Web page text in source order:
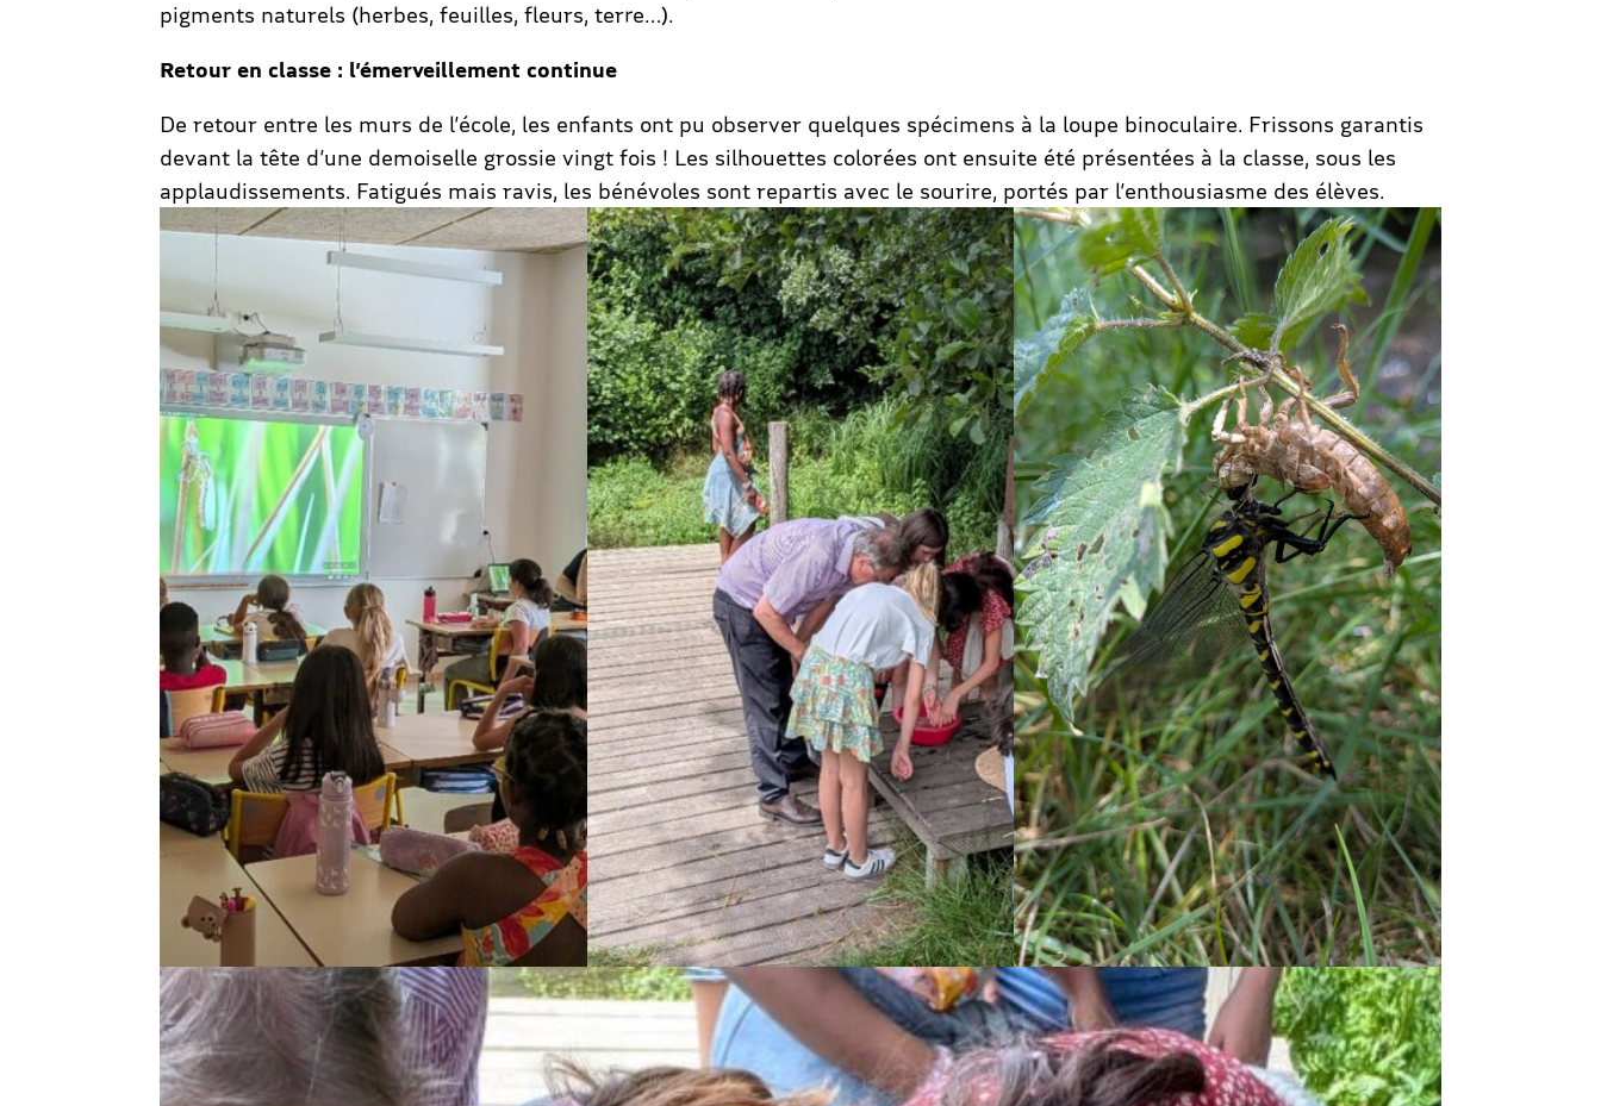
pigments naturels (herbes, feuilles, fleurs, terre…).
Retour en classe : l’émerveillement continue
De retour entre les murs de l’école, les enfants ont pu observer quelques spécimens à la loupe binoculaire. Frissons garantis
devant la tête d’une demoiselle grossie vingt fois ! Les silhouettes colorées ont ensuite été présentées à la classe, sous les
applaudissements. Fatigués mais ravis, les bénévoles sont repartis avec le sourire, portés par l’enthousiasme des élèves.